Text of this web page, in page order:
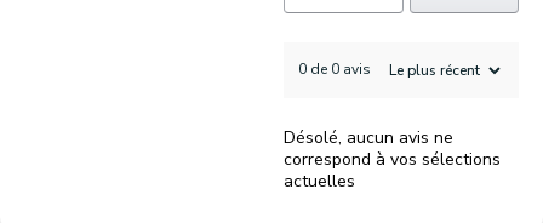
0 de 0 avis
Désolé, aucun avis ne
correspond à vos sélections
actuelles